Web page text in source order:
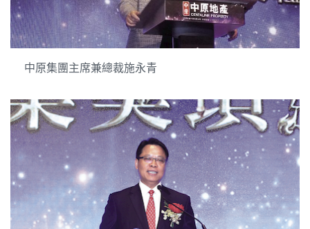
中原集團主席兼總裁施永青